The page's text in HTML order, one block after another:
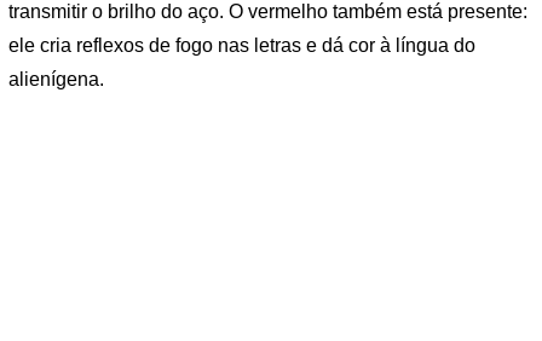
transmitir o brilho do aço. O vermelho também está presente:
ele cria reflexos de fogo nas letras e dá cor à língua do
alienígena.